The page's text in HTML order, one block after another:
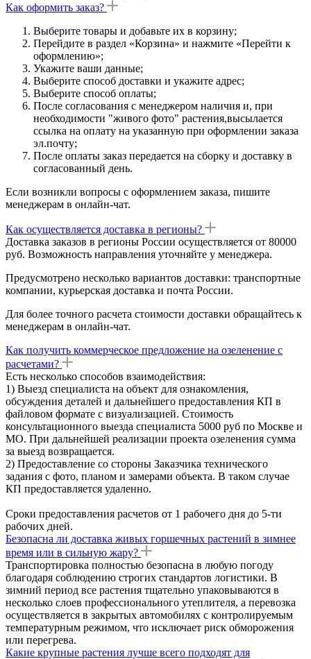
Как оформить заказ?
Выберите товары и добавьте их в корзину;
Перейдите в раздел «Корзина» и нажмите «Перейти к
оформлению»;
Укажите ваши данные;
Выберите способ доставки и укажите адрес;
Выберите способ оплаты;
После согласования с менеджером наличия и, при
необходимости "живого фото" растения,высылается
ссылка на оплату на указанную при оформлении заказа
эл.почту;
После оплаты заказ передается на сборку и доставку в
согласованный день.
Если возникли вопросы с оформлением заказа, пишите
менеджерам в онлайн-чат.
Как осуществляется доставка в регионы?
Доставка заказов в регионы России осуществляется от 80000
руб. Возможность направления уточняйте у менеджера.
Предусмотрено несколько вариантов доставки: транспортные
компании, курьерская доставка и почта России.
Для более точного расчета стоимости доставки обращайтесь к
менеджерам в онлайн-чат.
Как получить коммерческое предложение на озеленение с
расчетами?
Есть несколько способов взаимодействия:
1) Выезд специалиста на объект для ознакомления,
обсуждения деталей и дальнейшего предоставления КП в
файловом формате с визуализацией. Стоимость
консультационного выезда специалиста 5000 руб по Москве и
МО. При дальнейшей реализации проекта озеленения сумма
за выезд возвращается.
2) Предоставление со стороны Заказчика технического
задания с фото, планом и замерами объекта. В таком случае
КП предоставляется удаленно.
Сроки предоставления расчетов от 1 рабочего дня до 5-ти
рабочих дней.
Безопасна ли доставка живых горшечных растений в зимнее
время или в сильную жару?
Транспортировка полностью безопасна в любую погоду
благодаря соблюдению строгих стандартов логистики. В
зимний период все растения тщательно упаковываются в
несколько слоев профессионального утеплителя, а перевозка
осуществляется в закрытых автомобилях с контролируемым
температурным режимом, что исключает риск обморожения
или перегрева.
Какие крупные растения лучше всего подходят для